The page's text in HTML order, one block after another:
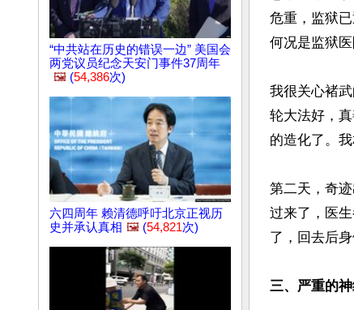
“中共站在历史的错误一边” 美国会
两党议员纪念天安门事件37周年
🖼️ (54,386次)
六四周年 赖清德呼吁北京正视历
史并承认真相 🖼️ (54,821次)
危重，监狱
何况是监狱医
我很关心褚
轮大法好，
的造化了。
第二天，奇
过来了，医
了，回去后身
三、严重的